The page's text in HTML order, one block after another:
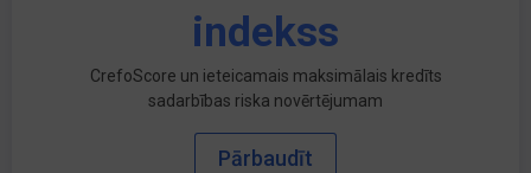
indekss
CrefoScore un ieteicamais maksimālais kredīts
sadarbības riska novērtējumam
Pārbaudīt